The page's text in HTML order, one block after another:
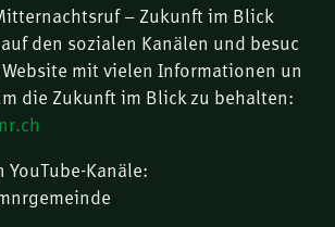
– Zukunft im Blick
den sozialen Kanälen und besuc
mit vielen Informationen un
die Zukunft im Blick zu behalten:
YouTube-Kanäle: